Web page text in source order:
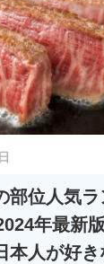
部位人気
年最新
本人が好